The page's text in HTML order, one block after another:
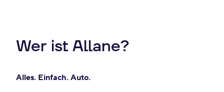
Wer ist Allane?
Alles. Einfach. Auto.